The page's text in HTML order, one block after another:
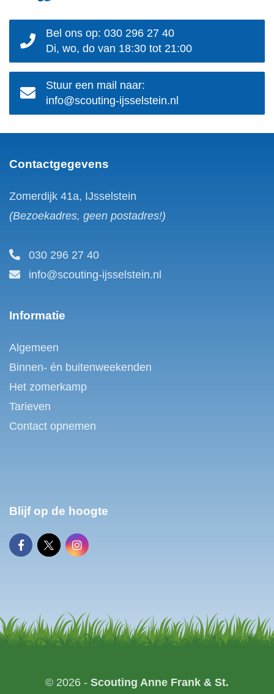
Bel ons op: 030 296 27 40
Di, wo, do van 18:30 tot 21:00
Stuur een mail naar:
info@scouting-ijsselstein.nl
Contactgegevens
Zomerdijk 41a, IJsselstein
(Bezoekadres, geen postadres!)
030 296 27 40
info@scouting-ijsselstein.nl
Informatie
Algemeen
Binnen- én buitenweekenden
Het zomerkamp
Tarieven
Contact opnemen
Blijf op de hoogte
© 2026 - Scouting Anne Frank & St.